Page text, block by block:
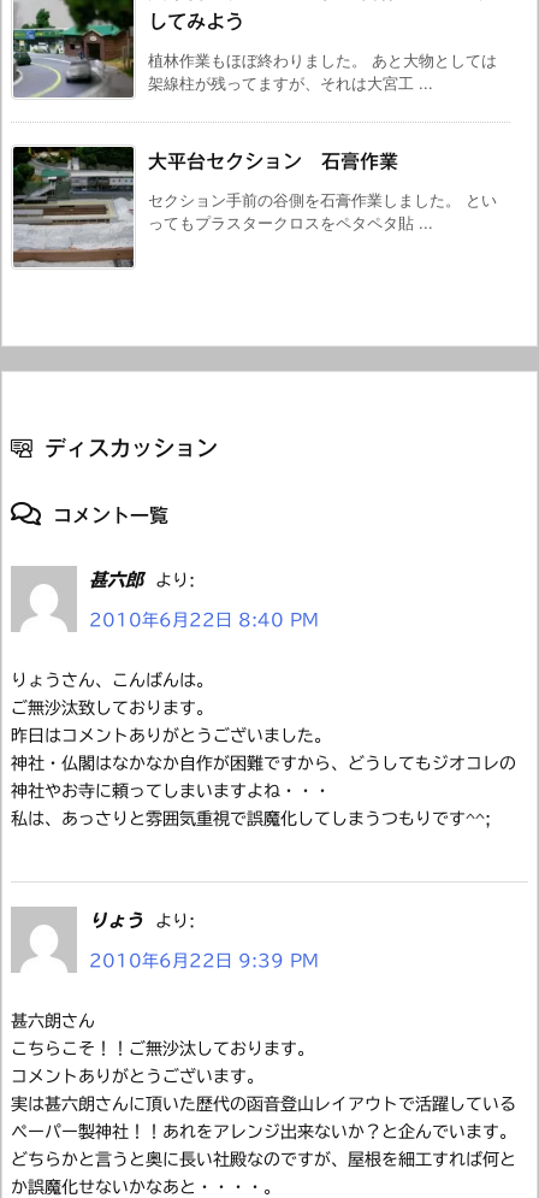
してみよう
植林作業もほぼ終わりました。 あと大物としては
架線柱が残ってますが、それは大宮工 ...
大平台セクション 石膏作業
セクション手前の谷側を石膏作業しました。 とい
ってもプラスタークロスをペタペタ貼 ...
ディスカッション
コメント一覧
甚六郎 より:
2010年6月22日 8:40 PM
りょうさん、こんばんは。
ご無沙汰致しております。
昨日はコメントありがとうございました。
神社・仏閣はなかなか自作が困難ですから、どうしてもジオコレの
神社やお寺に頼ってしまいますよね・・・
私は、あっさりと雰囲気重視で誤魔化してしまうつもりです^^;
りょう より:
2010年6月22日 9:39 PM
甚六朗さん
こちらこそ！！ご無沙汰しております。
コメントありがとうございます。
実は甚六朗さんに頂いた歴代の函音登山レイアウトで活躍している
ペーパー製神社！！あれをアレンジ出来ないか？と企んでいます。
どちらかと言うと奥に長い社殿なのですが、屋根を細工すれば何と
か誤魔化せないかなあと・・・・。